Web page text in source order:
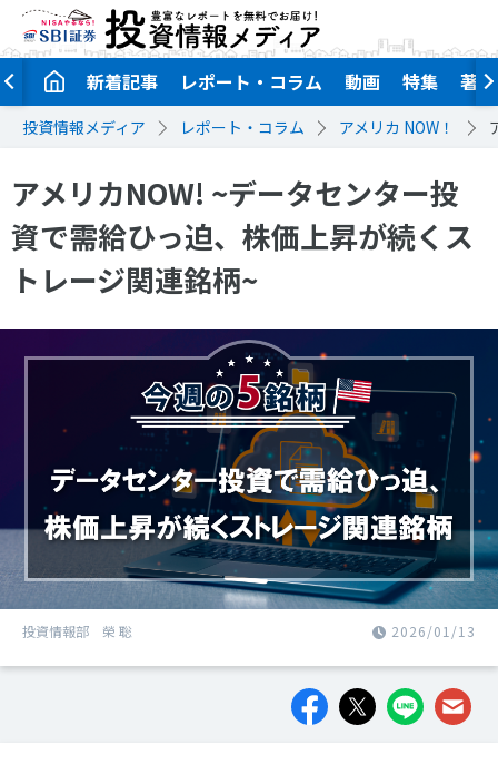
新着記事 レポート・コラム 動画 特集 著者
投資情報メディア レポート・コラム アメリカ NOW！
アメリカNOW! ~データセンター投
資で需給ひっ迫、株価上昇が続くス
トレージ関連銘柄~
投資情報部 榮 聡 2026/01/13